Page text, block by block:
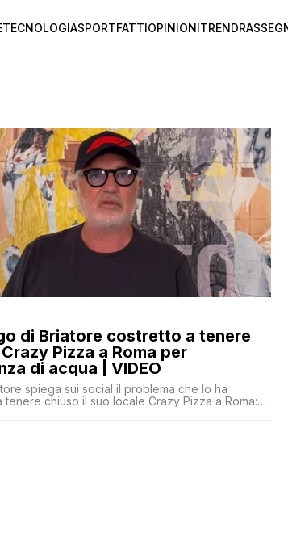
TECNOLOGIASPORTFATTIOPINIONITREND
di Briatore costretto a tenere
Pizza a Roma per
di acqua | VIDEO
spiega sui social il problema che lo ha
tenere chiuso il suo locale Crazy Pizza a Roma: